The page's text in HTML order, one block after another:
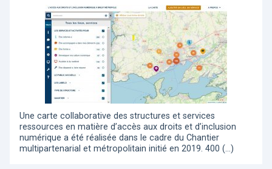
Une carte collaborative des structures et services
ressources en matière d’accès aux droits et d’inclusion
numérique a été réalisée dans le cadre du Chantier
multipartenarial et métropolitain initié en 2019. 400 (…)